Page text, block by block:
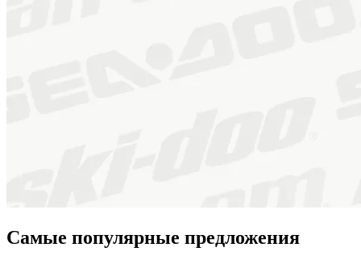
Самые популярные предложения